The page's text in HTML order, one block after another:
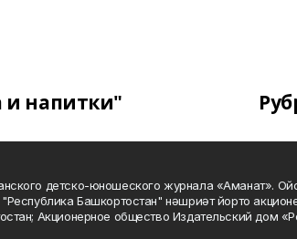
и напитки"
детско-юношеского журнала «Аманат».
Башкортостан" нәшриәт йорто
Акционерное общество Издательский дом